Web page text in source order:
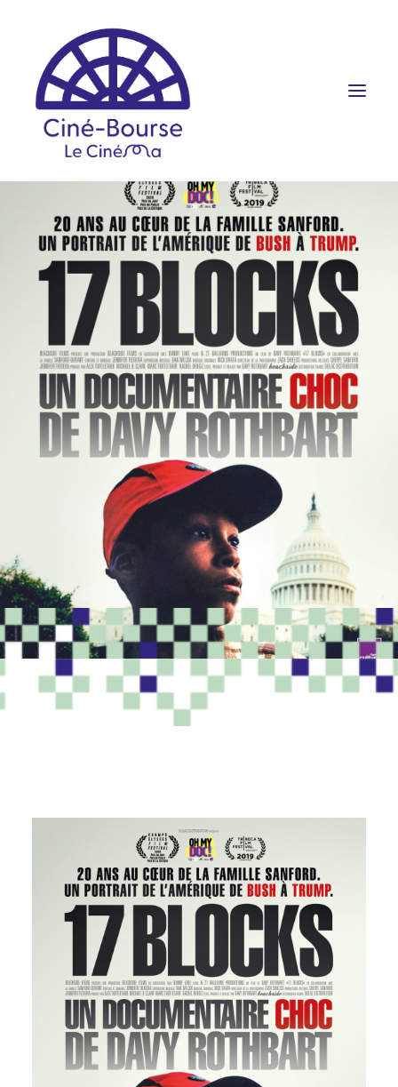
FILMS ET HORAIRES
ÉVÉNEMENTS
SCOLAIRES
PRATIQUE
RÉSERVATION
PROGRAMME